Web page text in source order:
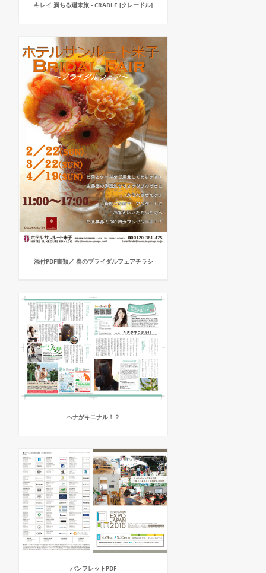
キレイ 満ちる週末旅 - CRADLE [クレードル]
添付PDF書類／ 春のブライダルフェアチラシ
ヘナがキニナル！？
パンフレットPDF